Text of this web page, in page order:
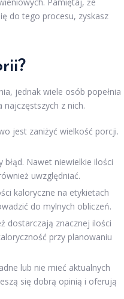
do tego procesu, zyskasz
jednak wiele osób popełnia
z nich.
jest zaniżyć wielkość porcji.
Nawet niewielkie ilości
uwzględniać.
kaloryczne na etykietach
do mylnych obliczeń.
dostarczają znacznej ilości
przy planowaniu
lub nie mieć aktualnych
się dobrą opinią i oferują